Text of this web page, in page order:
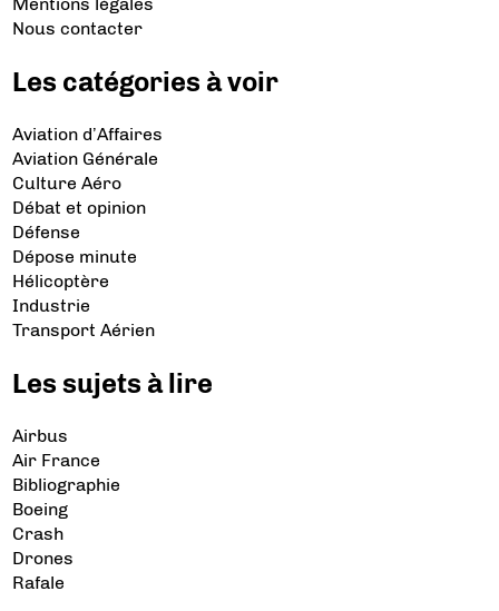
Nous contacter
Les catégories à voir
Aviation d’Affaires
Aviation Générale
Culture Aéro
Débat et opinion
Défense
Dépose minute
Hélicoptère
Industrie
Transport Aérien
Les sujets à lire
Airbus
Air France
Bibliographie
Boeing
Crash
Drones
Rafale